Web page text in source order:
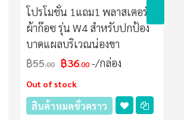
โปรโมชั่น 1แถม1 พลาสเตอร์
ผ้าก๊อซ รุ่น W4 สำหรับปกป้อง
บาดแผลบริเวณน่องขา
฿55.00 ฿36.00 /กล่อง
Out of stock
สินค้าหมดชั่วคราว